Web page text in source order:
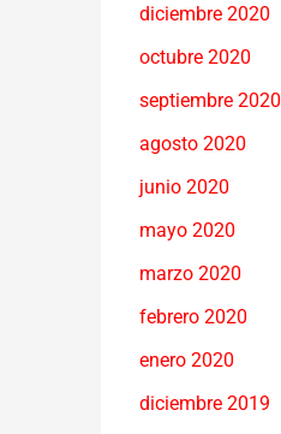
diciembre 2020
octubre 2020
septiembre 2020
agosto 2020
junio 2020
mayo 2020
marzo 2020
febrero 2020
enero 2020
diciembre 2019